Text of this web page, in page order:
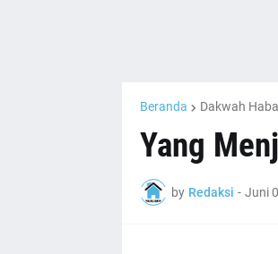
Beranda Dakwah
Yang
by Redaksi - Juni